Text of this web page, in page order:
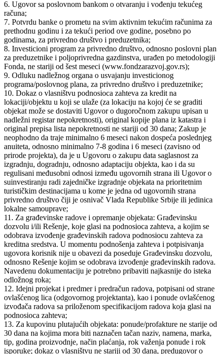
6. Ugovor sa poslovnom bankom o otvaranju i vođenju tekućeg
računa;
7. Potvrdu banke o prometu na svim aktivnim tekućim računima za
prethodnu godinu i za tekući period ove godine, posebno po
godinama, za privredno društvo i preduzetnika;
8. Investicioni program za privredno društvo, odnosno poslovni plan
za preduzetnike i poljoprivredna gazdinstva, urađen po metodologiji
Fonda, ne stariji od šest meseci (www.fondzarazvoj.gov.rs);
9. Odluku nadležnog organa o usvajanju investicionog
programa/poslovnog plana, za privredno društvo i preduzetnike;
10. Dokaz o vlasništvu podnosioca zahteva za kredit na
lokaciji/objektu u koji se ulaže (za lokaciju na kojoj će se graditi
objekat može se dostaviti Ugovor o dugoročnom zakupu upisan u
nadležni registar nepokretnosti), original kopije plana iz katastra i
original prepisa lista nepokretnosti ne stariji od 30 dana; Zakup je
neophodno da traje minimalno 6 meseci nakon dospeća poslednjeg
anuiteta, odnosno minimalno 7-8 godina i 6 meseci (zavisno od
prirode projekta), da je u Ugovoru o zakupu data saglasnost za
izgradnju, dogradnju, odnosno adaptaciju objekta, kao i da su
regulisani međusobni odnosi između ugovornih strana ili Ugovor o
suinvestiranju radi zajedničke izgradnje objekata na prioritetnim
turističkim destinacijama u kome je jedna od ugovornih strana
privredno društvo čiji je osnivač Vlada Republike Srbije ili jedinica
lokalne samouprave;
11. Za građevinske radove i opremanje objekata: Građevinsku
dozvolu i/ili Rešenje, koje glasi na podnosioca zahteva, a kojim se
odobrava izvođenje građevinskih radova podnosiocu zahteva za
kreditna sredstva. U momentu podnošenja zahteva i potpisivanja
ugovora korisnik nije u obavezi da poseduje Građevinsku dozvolu,
odnosno Rešenje kojim se odobrava izvođenje građevinskih radova.
Navedenu dokumentaciju je potrebno pribaviti najkasnije do isteka
odložnog roka;
12. Idejni projekat i predmer i predračun radova, potpisani od strane
ovlašćenog lica (odgovornog projektanta), kao i ponude ovlašćenog
izvođača radova sa priloženom specifikacijom radova koja glasi na
podnosioca zahteva;
13. Za kupovinu plutajućih objekata: ponude/profakture ne starije od
30 dana na kojima mora biti naznačen tačan naziv, namena, marka,
tip, godina proizvodnje, način plaćanja, rok važenja ponude i rok
isporuke; dokaz o vlasništvu ne stariji od 30 dana, predugovor o